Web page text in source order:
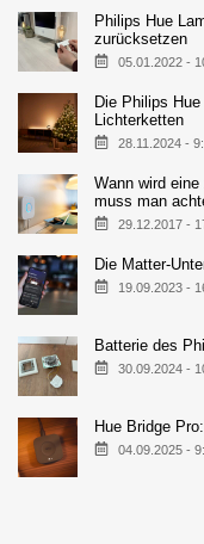
Philips Hue
zurücksetzen
05.01.2022 -
Die Philips
Lichterketten
28.11.2024 -
Wann wird
muss man
29.12.2017 -
Die Matter-
19.09.2023 -
Batterie des
30.09.2024 -
Hue Bridge
04.09.2025 -